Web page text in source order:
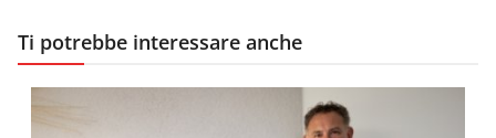
Ti potrebbe interessare anche